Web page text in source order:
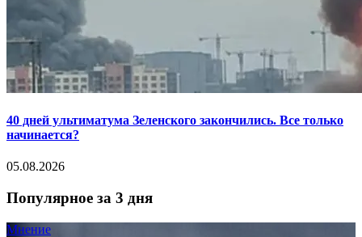
40 дней ультиматума Зеленского закончились. Все только
начинается?
05.08.2026
Популярное за 3 дня
Мнение